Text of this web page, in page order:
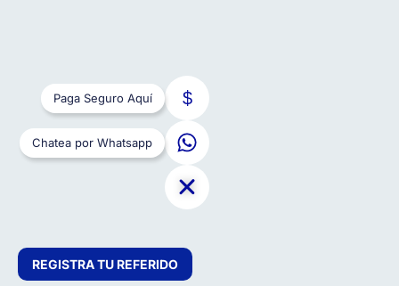
Paga Seguro Aquí
Chatea por Whatsapp
REGISTRA TU REFERIDO